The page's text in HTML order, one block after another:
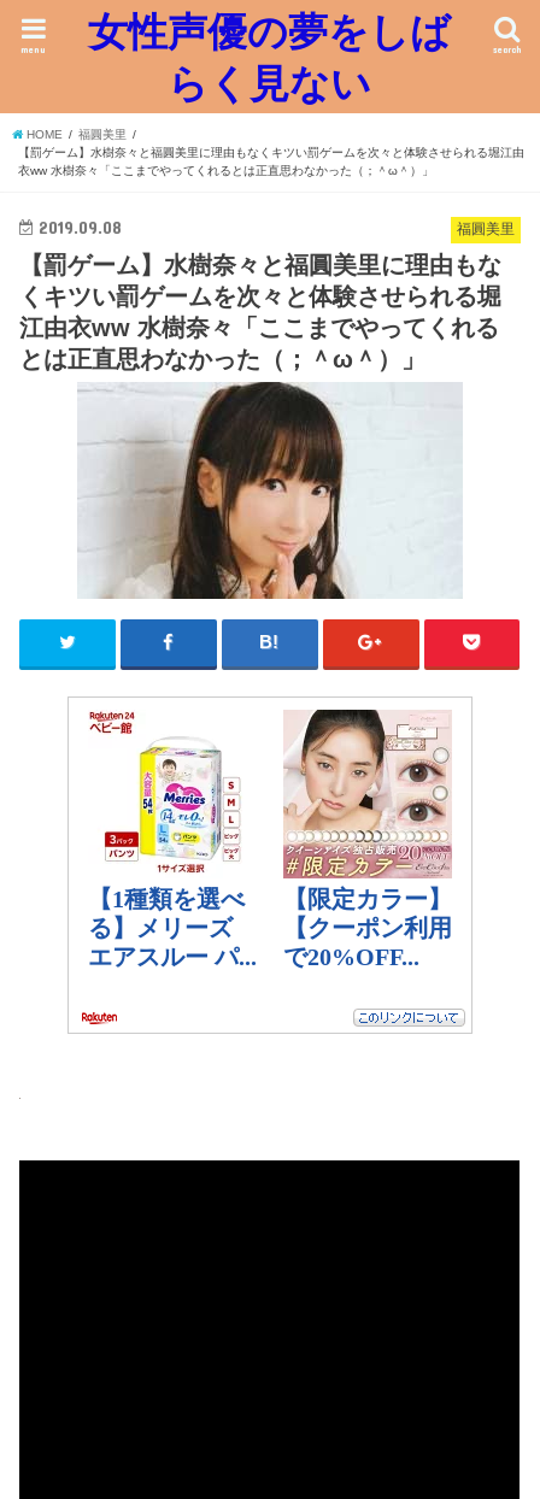
女性声優の夢をしば
らく見ない
search
menu
HOME
福圓美里
【罰ゲーム】水樹奈々と福圓美里に理由もなくキツい罰ゲームを次々と体験させられる堀江由
衣ww 水樹奈々「ここまでやってくれるとは正直思わなかった（；＾ω＾）」
福圓美里
2019.09.08
【罰ゲーム】水樹奈々と福圓美里に理由もな
くキツい罰ゲームを次々と体験させられる堀
江由衣ww 水樹奈々「ここまでやってくれる
とは正直思わなかった（；＾ω＾）」